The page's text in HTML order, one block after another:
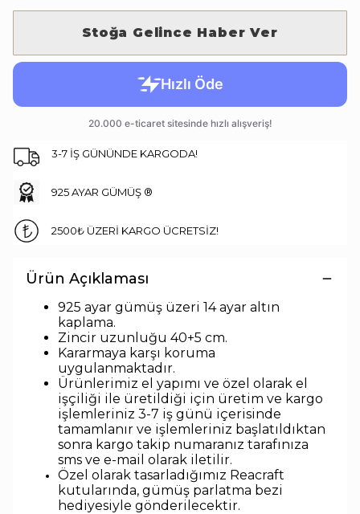
Stoğa Gelince Haber Ver
3-7 İŞ GÜNÜNDE KARGODA!
925 AYAR GÜMÜŞ ®
2500₺ ÜZERİ KARGO ÜCRETSİZ!
Ürün Açıklaması
925 ayar gümüş üzeri 14 ayar altın
kaplama.
Zincir uzunluğu 40+5 cm.
Kararmaya karşı koruma
uygulanmaktadır.
Ürünlerimiz el yapımı ve özel olarak el
işçiliği ile üretildiği için üretim ve kargo
işlemleriniz 3-7 iş günü içerisinde
tamamlanır ve işlemleriniz başlatıldıktan
sonra kargo takip numaranız tarafınıza
sms ve e-mail olarak iletilir.
Özel olarak tasarladığımız Reacraft
kutularında, gümüş parlatma bezi
hediyesiyle gönderilecektir.